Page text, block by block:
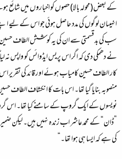
کے بعض (محولہ بالا) حصوں کو اخباروں میں
انہیںان لوگوں کی مدد حاصل ہوئی جو اس کے لیے
سب کی بدقسمتی سے ان کی یہ کوشش الطاف
نے دھمکی دی کہ اگر اس پریس ایڈوائس کو واپس نہ
کار الطاف حسین کامیاب ہوئے اور قائد کی تقریر
منصوبہ بنایا گیا تھا۔ اس بات کا انکشاف الطاف
نویسوں کے ایک گروپ کے سامنے کیا تھا۔ اس
”ڈان“ کے محمد عاشر اب زندہ نہیں ہیں۔ لیکن
کی ہے کہ ایسا ہی ہوا تھا۔“